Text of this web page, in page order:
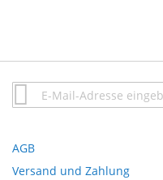
Anmeldung
zum
AGB
Versand und Zahlung